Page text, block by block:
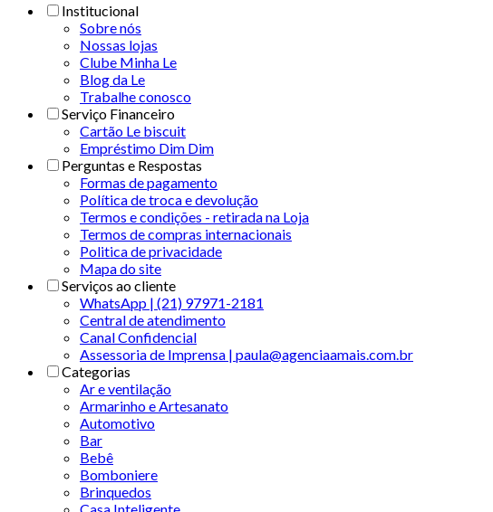
Institucional
Sobre nós
Nossas lojas
Clube Minha Le
Blog da Le
Trabalhe conosco
Serviço Financeiro
Cartão Le biscuit
Empréstimo Dim Dim
Perguntas e Respostas
Formas de pagamento
Política de troca e devolução
Termos e condições - retirada na Loja
Termos de compras internacionais
Politica de privacidade
Mapa do site
Serviços ao cliente
WhatsApp | (21) 97971-2181
Central de atendimento
Canal Confidencial
Assessoria de Imprensa | paula@agenciaamais.com.br
Categorias
Ar e ventilação
Armarinho e Artesanato
Automotivo
Bar
Bebê
Bomboniere
Brinquedos